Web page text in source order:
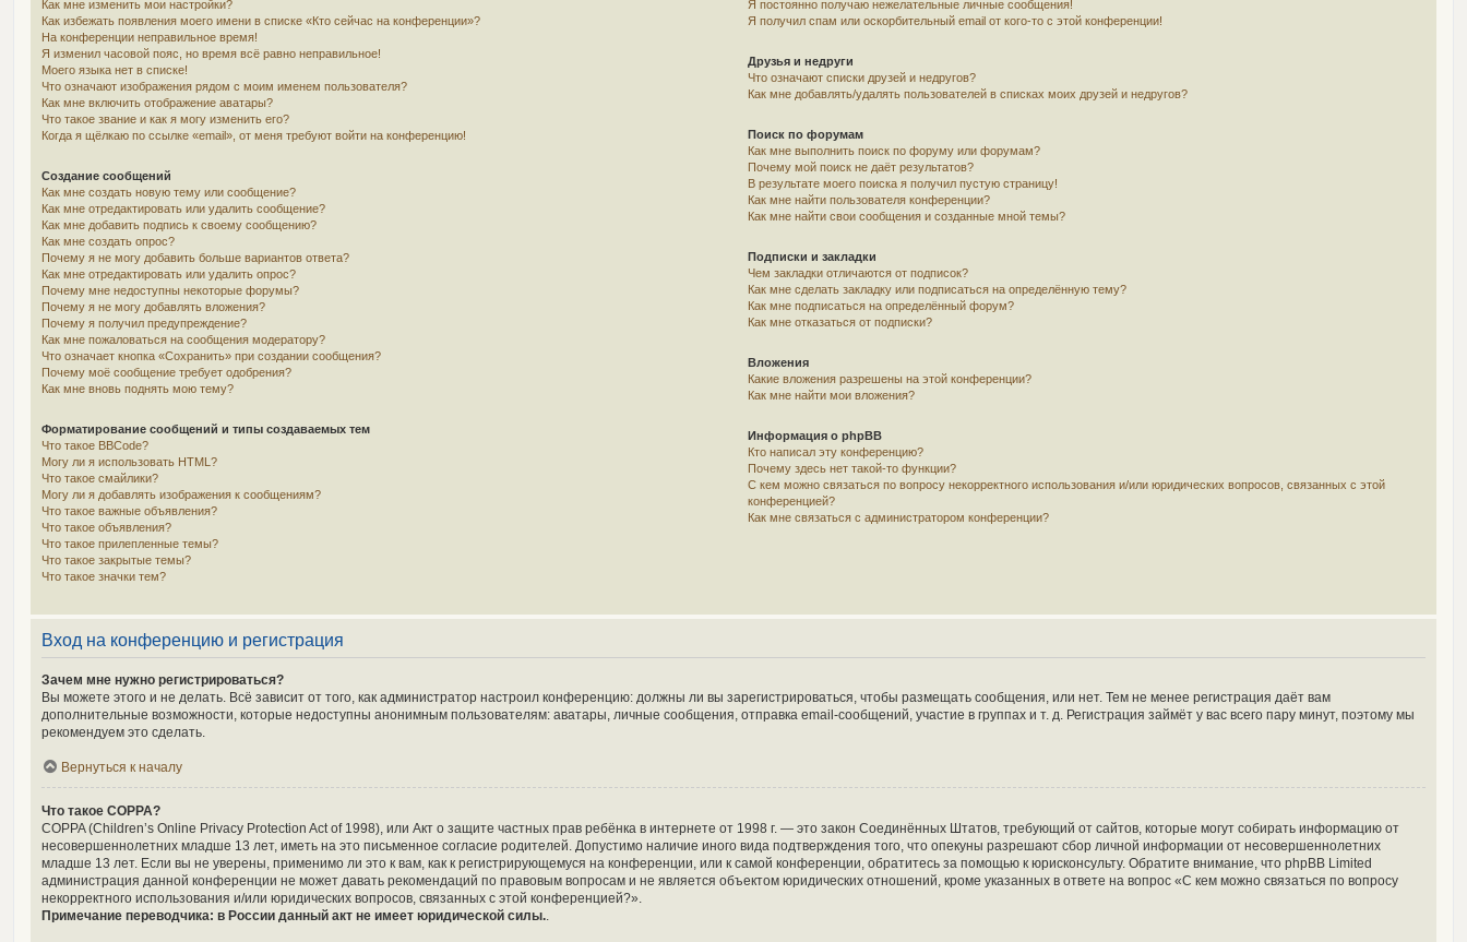
Как мне изменить мои настройки?
Как избежать появления моего имени в списке «Кто сейчас на конференции»?
На конференции неправильное время!
Я изменил часовой пояс, но время всё равно неправильное!
Моего языка нет в списке!
Что означают изображения рядом с моим именем пользователя?
Как мне включить отображение аватары?
Что такое звание и как я могу изменить его?
Когда я щёлкаю по ссылке «email», от меня требуют войти на конференцию!
Создание сообщений
Как мне создать новую тему или сообщение?
Как мне отредактировать или удалить сообщение?
Как мне добавить подпись к своему сообщению?
Как мне создать опрос?
Почему я не могу добавить больше вариантов ответа?
Как мне отредактировать или удалить опрос?
Почему мне недоступны некоторые форумы?
Почему я не могу добавлять вложения?
Почему я получил предупреждение?
Как мне пожаловаться на сообщения модератору?
Что означает кнопка «Сохранить» при создании сообщения?
Почему моё сообщение требует одобрения?
Как мне вновь поднять мою тему?
Форматирование сообщений и типы создаваемых тем
Что такое BBCode?
Могу ли я использовать HTML?
Что такое смайлики?
Могу ли я добавлять изображения к сообщениям?
Что такое важные объявления?
Что такое объявления?
Что такое прилепленные темы?
Что такое закрытые темы?
Что такое значки тем?
Я постоянно получаю нежелательные личные сообщения!
Я получил спам или оскорбительный email от кого-то с этой конференции!
Друзья и недруги
Что означают списки друзей и недругов?
Как мне добавлять/удалять пользователей в списках моих друзей и недругов?
Поиск по форумам
Как мне выполнить поиск по форуму или форумам?
Почему мой поиск не даёт результатов?
В результате моего поиска я получил пустую страницу!
Как мне найти пользователя конференции?
Как мне найти свои сообщения и созданные мной темы?
Подписки и закладки
Чем закладки отличаются от подписок?
Как мне сделать закладку или подписаться на определённую тему?
Как мне подписаться на определённый форум?
Как мне отказаться от подписки?
Вложения
Какие вложения разрешены на этой конференции?
Как мне найти мои вложения?
Информация о phpBB
Кто написал эту конференцию?
Почему здесь нет такой-то функции?
С кем можно связаться по вопросу некорректного использования и/или юридических вопросов, связанных с этой
конференцией?
Как мне связаться с администратором конференции?
Вход на конференцию и регистрация
Зачем мне нужно регистрироваться?
Вы можете этого и не делать. Всё зависит от того, как администратор настроил конференцию: должны ли вы зарегистрироваться, чтобы размещать сообщения, или нет. Тем не менее регистрация даёт вам
дополнительные возможности, которые недоступны анонимным пользователям: аватары, личные сообщения, отправка email-сообщений, участие в группах и т. д. Регистрация займёт у вас всего пару минут, поэтому мы
рекомендуем это сделать.
Вернуться к началу
Что такое COPPA?
COPPA (Children’s Online Privacy Protection Act of 1998), или Акт о защите частных прав ребёнка в интернете от 1998 г. — это закон Соединённых Штатов, требующий от сайтов, которые могут собирать информацию от
несовершеннолетних младше 13 лет, иметь на это письменное согласие родителей. Допустимо наличие иного вида подтверждения того, что опекуны разрешают сбор личной информации от несовершеннолетних
младше 13 лет. Если вы не уверены, применимо ли это к вам, как к регистрирующемуся на конференции, или к самой конференции, обратитесь за помощью к юрисконсульту. Обратите внимание, что phpBB Limited
администрация данной конференции не может давать рекомендаций по правовым вопросам и не является объектом юридических отношений, кроме указанных в ответе на вопрос «С кем можно связаться по вопросу
некорректного использования и/или юридических вопросов, связанных с этой конференцией?».
Примечание переводчика: в России данный акт не имеет юридической силы..